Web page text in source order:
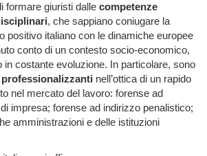
formare giuristi dalle competenze
, che sappiano coniugare la
positivo italiano con le dinamiche europee
conto di un contesto socio-economico,
in costante evoluzione. In particolare, sono
nell’ottica di un rapido
nel mercato del lavoro: forense ad
impresa; forense ad indirizzo penalistico;
amministrazioni e delle istituzioni